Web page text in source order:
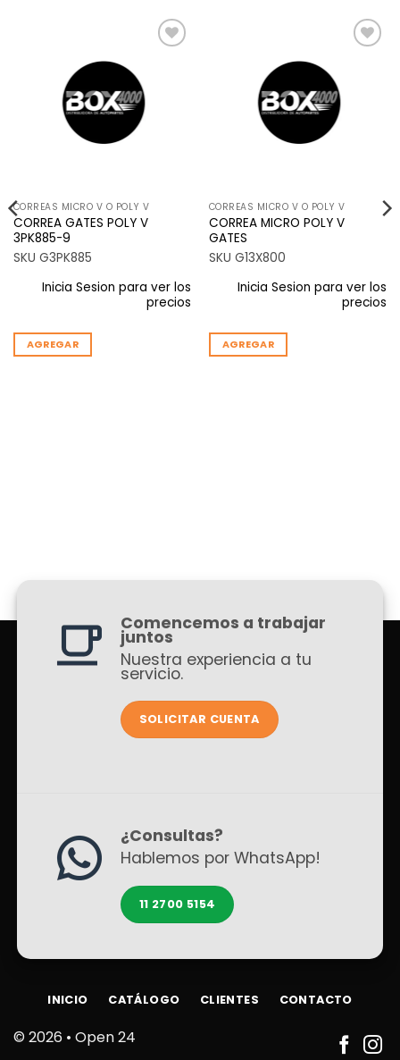
deseos
CORREAS MICRO V O POLY V
CORREA GATES POLY V
3PK885-9
SKU G3PK885
Inicia Sesion para ver los
precios
AGREGAR
deseos
CORREAS MICRO V O POLY V
CORREA MICRO POLY V
GATES
SKU G13X800
Inicia Sesion para ver los
precios
AGREGAR
Comencemos a trabajar
juntos
Nuestra experiencia a tu
servicio.
SOLICITAR CUENTA
¿Consultas?
Hablemos por WhatsApp!
11 2700 5154
© 2026 • Open 24
INICIO CATÁLOGO CLIENTES CONTACTO